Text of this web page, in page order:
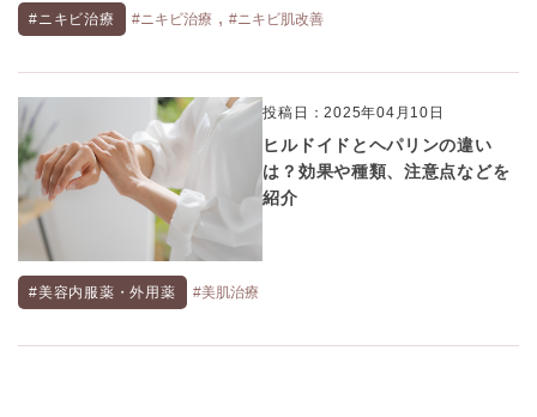
#ニキビ治療 #ニキビ治療 , #ニキビ肌改善
投稿日：2025年04月10日
ヒルドイドとヘパリンの違い
は？効果や種類、注意点などを
紹介
#美容内服薬・外用薬 #美肌治療